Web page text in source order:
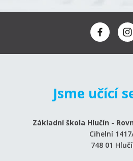
Jsme učící
Základní škola Hlučín -
Cihelní
748 01